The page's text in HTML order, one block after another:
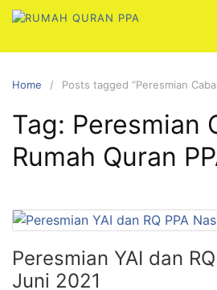
Skip
content
Home Posts tagged “Peresmian
Tag: Peresmian
Rumah Quran
Peresmian YAI dan
Juni 2021